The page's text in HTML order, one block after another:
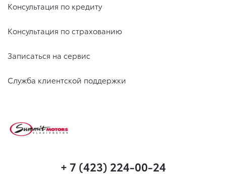
Консультация по кредиту
Консультация по страхованию
Записаться на сервис
Служба клиентской поддержки
+ 7 (423) 224-00-24